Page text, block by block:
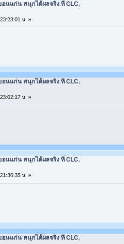
อนแก่น สนุกได้ผลจริง ที่ CLC,
น. »
อนแก่น สนุกได้ผลจริง ที่ CLC,
น. »
อนแก่น สนุกได้ผลจริง ที่ CLC,
น. »
อนแก่น สนุกได้ผลจริง ที่ CLC,